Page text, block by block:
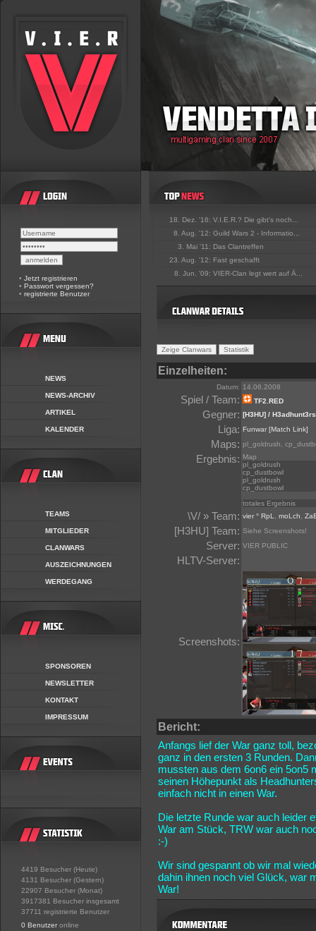
• Jetzt registrieren
• Passwort vergessen?
• registrierte Benutzer
NEWS
NEWS-ARCHIV
ARTIKEL
KALENDER
TEAMS
MITGLIEDER
CLANWARS
AUSZEICHNUNGEN
WERDEGANG
SPONSOREN
NEWSLETTER
KONTAKT
IMPRESSUM
4419 Besucher (Heute)
4131 Besucher (Gestern)
22907 Besucher (Monat)
3917381 Besucher insgesamt
37711 registrierte Benutzer
0 Benutzer online
18. Dez. '16: V.I.E.R.? Die gibt's noch...
8. Aug. '12: Guild Wars 2 - Informatio...
3. Mai '11: Das Clantreffen
23. Aug. '12: Fast geschafft
8. Jun. '09: VIER-Clan legt wert auf Ä...
Einzelheiten:
Datum: 14.06.2008
Spiel / Team: TF2.RED
Gegner: [H3HU] / H3adhunt3rs
Liga: Funwar [Match Link]
Maps: pl_goldrush,
Ergebnis: Map
pl_goldrush
cp_dustbowl
pl_goldrush
cp_dustbowl
totales Ergebnis
\V/ » Team: vier ° RpL moLch
[H3HU] Team: Siehe Screenshots!
Server: VIER PUBLIC
HLTV-Server:
Screenshots:
Bericht:
Anfangs lief der War ganz toll,
ganz in den ersten 3 Runden.
mussten aus dem 6on6 ein 5on5
seinen Höhepunkt als
einfach nicht in einen War.
Die letzte Runde war auch leider
War am Stück, TRW war auch
:-)
Wir sind gespannt ob wir mal
dahin ihnen noch viel Glück, war
War!